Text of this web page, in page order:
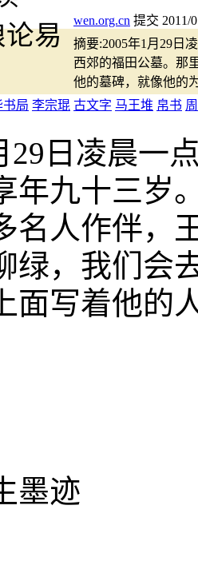
wen.org.cn 提交 2011/
摘要:2005年1月29日
西郊的福田公墓。那
他的墓碑，就像他的
书局 李宗琨 古文字 马王堆 帛书
29日凌晨一
年九十三岁
名人作伴，
绿，我们会
面写着他的
墨迹